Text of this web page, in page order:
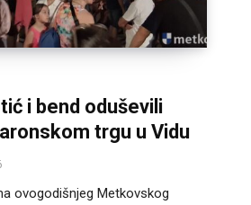
i bend oduševili
trgu u Vidu
ovogodišnjeg Metkovskog